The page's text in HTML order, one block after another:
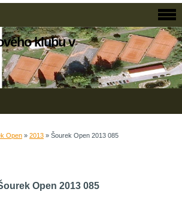
klubu v
Open » 2013 » Šourek Open 2013 085
Open 2013 085